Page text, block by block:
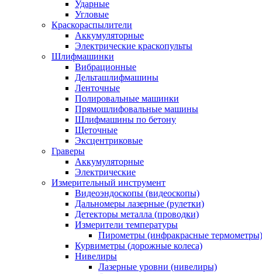
Ударные
Угловые
Краскораспылители
Аккумуляторные
Электрические краскопульты
Шлифмашинки
Вибрационные
Дельташлифмашины
Ленточные
Полировальные машинки
Прямошлифовальные машины
Шлифмашины по бетону
Щеточные
Эксцентриковые
Граверы
Аккумуляторные
Электрические
Измерительный инструмент
Видеоэндоскопы (видеоскопы)
Дальномеры лазерные (рулетки)
Детекторы металла (проводки)
Измерители температуры
Пирометры (инфракрасные термометры)
Курвиметры (дорожные колеса)
Нивелиры
Лазерные уровни (нивелиры)